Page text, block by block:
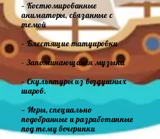
– Костюмированные
аниматоры, связанные с
темой
– Блестящие татуировки
- Запоминающаяся музыка
– Скульптуры из воздушных
шаров.
— Игры, специально
подобранные и разработанные
под тему вечеринки